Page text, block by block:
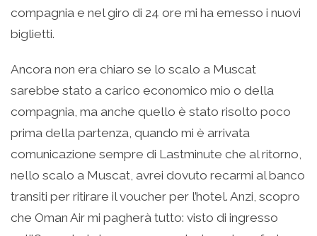
compagnia e nel giro di 24 ore mi ha emesso i nuovi
biglietti.
Ancora non era chiaro se lo scalo a Muscat
sarebbe stato a carico economico mio o della
compagnia, ma anche quello è stato risolto poco
prima della partenza, quando mi è arrivata
comunicazione sempre di Lastminute che al ritorno,
nello scalo a Muscat, avrei dovuto recarmi al banco
transiti per ritirare il voucher per l’hotel. Anzi, scopro
che Oman Air mi pagherà tutto: visto di ingresso